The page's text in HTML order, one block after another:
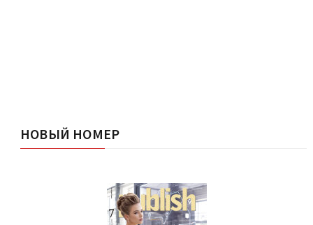
НОВЫЙ НОМЕР